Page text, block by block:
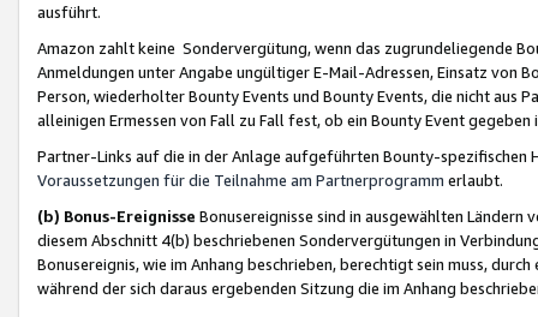
ausführt.
Amazon zahlt keine Sondervergütung, wenn das zugrundeliegende
Anmeldungen unter Angabe ungültiger E-Mail-Adressen, Einsatz von
Person, wiederholter Bounty Events und Bounty Events, die nicht
alleinigen Ermessen von Fall zu Fall fest, ob ein Bounty Event
Partner-Links auf die in der Anlage aufgeführten Bounty-spezifischen
Voraussetzungen für die Teilnahme am Partnerprogramm erlaubt.
(b) Bonus-Ereignisse Bonusereignisse sind in ausgewählten Ländern
diesem Abschnitt 4(b) beschriebenen Sondervergütungen in
Bonusereignis, wie im Anhang beschrieben, berechtigt sein muss,
während der sich daraus ergebenden Sitzung die im Anhang